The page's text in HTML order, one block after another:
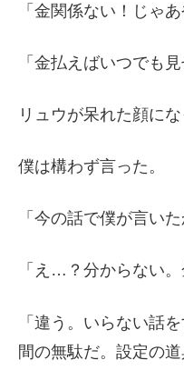
「金関係ない！じゃ
「金払えばいつでも
リュウが呆れた顔にな
僕は構わず言った。
「今の話で僕が言い
「え…？分からない。
「違う。いらない話
間の無駄だ。設定の